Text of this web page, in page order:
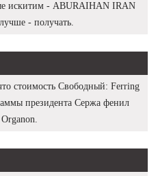
искитим - ABURAIHAN IRAN
- получать.
стоимость Свободный: Ferring
президента Сержа фенил